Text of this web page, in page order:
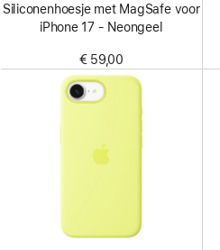
Siliconenhoesje met MagSafe voor
iPhone 17 - Neongeel
€ 59,00